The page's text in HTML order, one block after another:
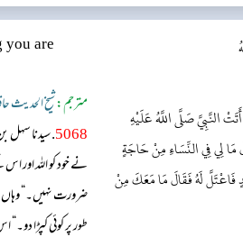
النَّبِيَّ صَلَّى اللَّهُ عَلَيْهِ
مَا لِي فِي النِّسَاءِ مِنْ حَاجَةٍ
فَاعْتَلَّ لَهُ فَقَالَ مَا مَعَكَ مِنْ
you are
مترجم:شیخ الحدیث
5068 . سیدنا
نے خود کو اللہ
ضرورت نہیں۔“
طور پر کوئی کپڑا